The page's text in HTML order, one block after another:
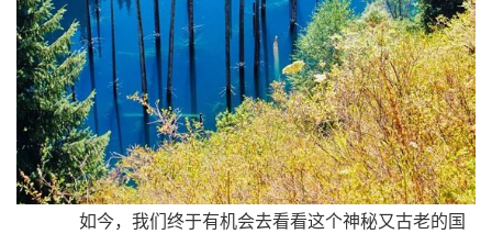
如今，我们终于有机会去看看这个神秘又古老的国